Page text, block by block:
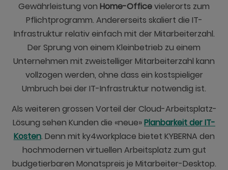
Gewährleistung von Home-Officevielerorts zum
Pflichtprogramm. Andererseits skaliert die IT-
Infrastruktur relativ einfach mit der Mitarbeiterzahl.
Der Sprung von einem Kleinbetrieb zu einem
Unternehmen mit zweistelliger Mitarbeiterzahl kann
vollzogen werden, ohne dass ein kostspieliger
Umbruch bei der IT-Infrastruktur notwendig ist.
Als weiteren grossen Vorteil der Cloud-Arbeitsplatz-
Lösung sehen Kunden die «neue»Planbarkeit der IT-
Kosten. Denn mit ky4workplace bietet KYBERNA den
hochmodernen virtuellen Arbeitsplatz zum gut
budgetierbaren Monatspreis je Mitarbeiter-Desktop.